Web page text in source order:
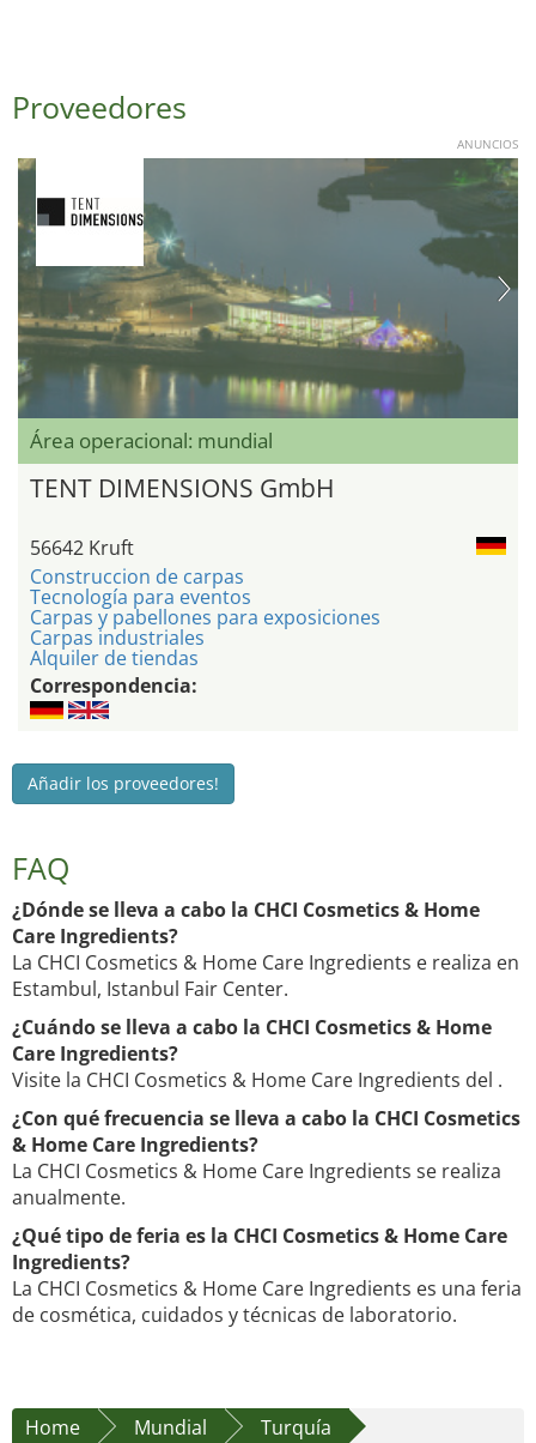
Proveedores
ANUNCIOS
Área operacional: mundial
TENT DIMENSIONS GmbH
56642 Kruft
Construccion de carpas
Tecnología para eventos
Carpas y pabellones para exposiciones
Carpas industriales
Alquiler de tiendas
Correspondencia:
Añadir los proveedores!
FAQ
¿Dónde se lleva a cabo la CHCI Cosmetics & Home
Care Ingredients?
La CHCI Cosmetics & Home Care Ingredients e realiza en
Estambul, Istanbul Fair Center.
¿Cuándo se lleva a cabo la CHCI Cosmetics & Home
Care Ingredients?
Visite la CHCI Cosmetics & Home Care Ingredients del .
¿Con qué frecuencia se lleva a cabo la CHCI Cosmetics
& Home Care Ingredients?
La CHCI Cosmetics & Home Care Ingredients se realiza
anualmente.
¿Qué tipo de feria es la CHCI Cosmetics & Home Care
Ingredients?
La CHCI Cosmetics & Home Care Ingredients es una feria
de cosmética, cuidados y técnicas de laboratorio.
Home Mundial
Turquía